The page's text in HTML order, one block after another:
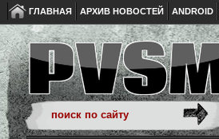
ГЛАВНАЯ АРХИВ НОВОСТЕЙ ANDROID